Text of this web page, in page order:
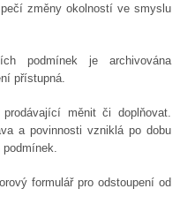
změny okolností ve smyslu
podmínek je archivována
přístupná.
měnit či doplňovat.
a povinnosti vzniklá po dobu
formulář pro odstoupení od